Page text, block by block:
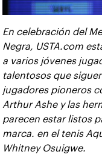
En celebración del
Negra, USTA.com
a varios jóvenes
talentosos que
jugadores pioneros
Arthur Ashe y las
parecen estar listos
marca. en el tenis
Whitney Osuigwe.